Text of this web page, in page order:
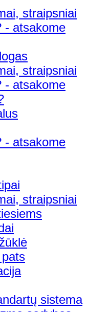
straipsniai
- atsakome
straipsniai
- atsakome
- atsakome
straipsniai
sistema